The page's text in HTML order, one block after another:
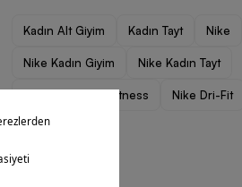
Kadın Alt Giyim Kadın Tayt Nike
Nike Kadın Giyim Nike Kadın Tayt
Nike Egzersiz / Fitness Nike Dri-Fit